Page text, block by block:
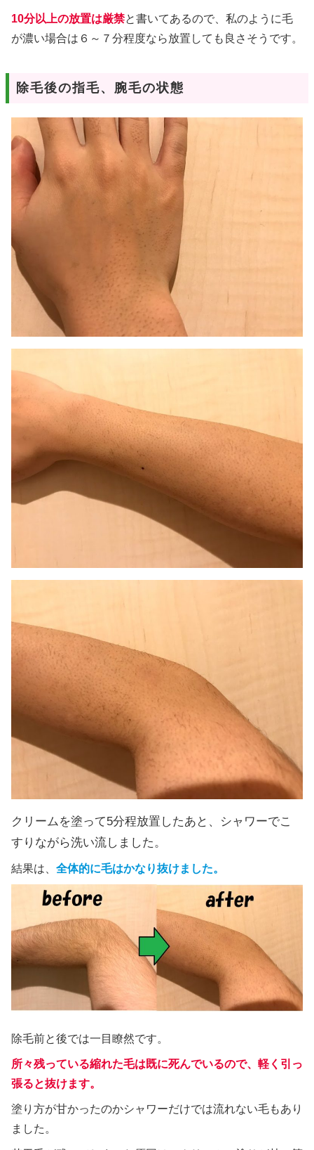
10分以上の放置は厳禁と書いてあるので、私のように毛
が濃い場合は６～７分程度なら放置しても良さそうです。
除毛後の指毛、腕毛の状態
クリームを塗って5分程放置したあと、シャワーでこ
すりながら洗い流しました。
結果は、 全体的に毛はかなり抜けました。
除毛前と後では一目瞭然です。
所々残っている縮れた毛は既に死んでいるので、軽く引っ
張ると抜けます。
塗り方が甘かったのかシャワーだけでは流れない毛もあり
ました。